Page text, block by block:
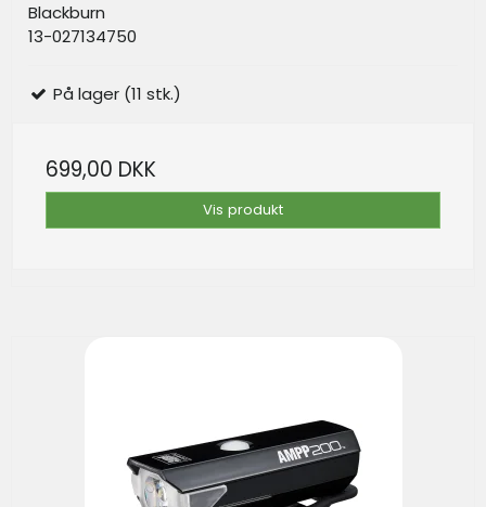
Blackburn
13-027134750
På lager (11 stk.)
699,00 DKK
Vis produkt